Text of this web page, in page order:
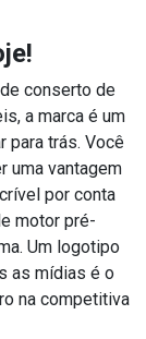
conserto de
a marca é um
para trás. Você
uma vantagem
por conta
motor pré-
Um logotipo
as mídias é o
na competitiva